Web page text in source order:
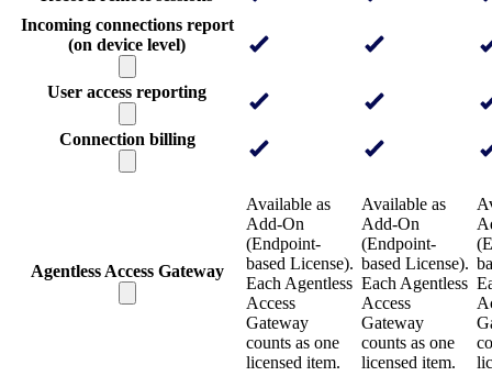
Incoming connections report
(on device level)
User access reporting
Connection billing
Agentless Access Gateway
Available as
Add-On
(Endpoint-
based License).
Each Agentless
Access
Gateway
counts as one
licensed item.
Available as
Add-On
(Endpoint-
based License).
Each Agentless
Access
Gateway
counts as one
licensed item.